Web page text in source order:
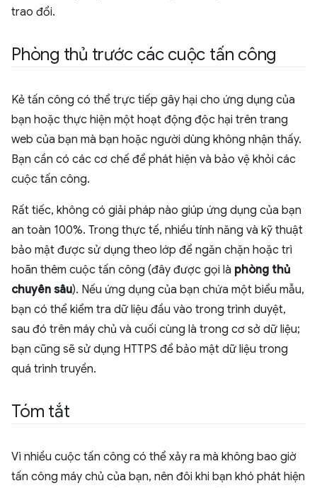
trao đổi.
Phòng thủ trước các cuộc tấn công
Kẻ tấn công có thể trực tiếp gây hại cho ứng dụng của
bạn hoặc thực hiện một hoạt động độc hại trên trang
web của bạn mà bạn hoặc người dùng không nhận thấy.
Bạn cần có các cơ chế để phát hiện và bảo vệ khỏi các
cuộc tấn công.
Rất tiếc, không có giải pháp nào giúp ứng dụng của bạn
an toàn 100%. Trong thực tế, nhiều tính năng và kỹ thuật
bảo mật được sử dụng theo lớp để ngăn chặn hoặc trì
hoãn thêm cuộc tấn công (đây được gọi là phòng thủ
chuyên sâu). Nếu ứng dụng của bạn chứa một biểu mẫu,
bạn có thể kiểm tra dữ liệu đầu vào trong trình duyệt,
sau đó trên máy chủ và cuối cùng là trong cơ sở dữ liệu;
bạn cũng sẽ sử dụng HTTPS để bảo mật dữ liệu trong
quá trình truyền.
Tóm tắt
Vì nhiều cuộc tấn công có thể xảy ra mà không bao giờ
tấn công máy chủ của bạn, nên đôi khi bạn khó phát hiện